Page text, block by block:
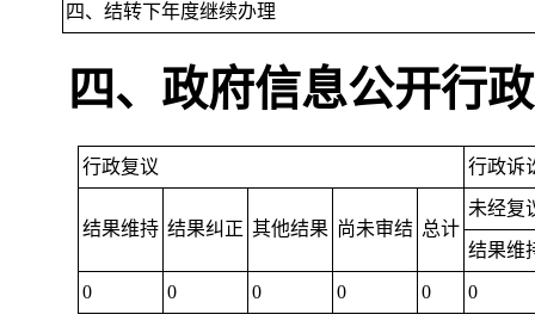
四、结转下年度继续办理
四、政府信息公开行
行政复议 行政诉
结果维持 结果纠正 其他结果 尚未审结 总计
未经复
结果维
0 0 0 0 0 0